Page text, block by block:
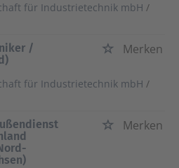
für Industrietechnik mbH /
/
Merken
für Industrietechnik mbH /
Merken